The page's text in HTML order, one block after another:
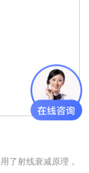
了射线衰减原理，